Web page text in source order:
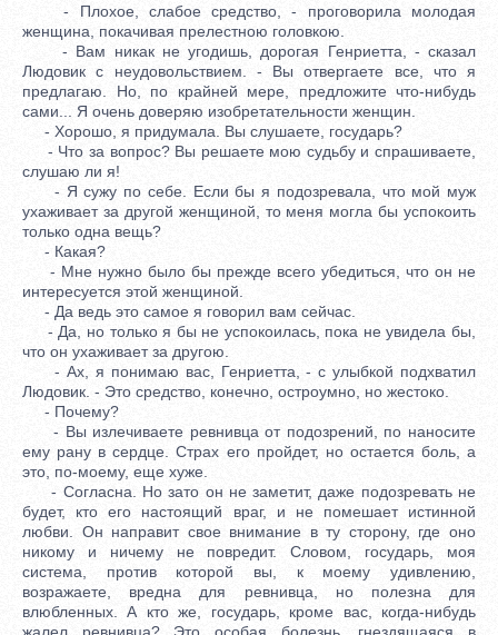
- Плохое, слабое средство, - проговорила молодая
женщина, покачивая прелестною головкою.
- Вам никак не угодишь, дорогая Генриетта, - сказал
Людовик с неудовольствием. - Вы отвергаете все, что я
предлагаю. Но, по крайней мере, предложите что-нибудь
сами... Я очень доверяю изобретательности женщин.
- Хорошо, я придумала. Вы слушаете, государь?
- Что за вопрос? Вы решаете мою судьбу и спрашиваете,
слушаю ли я!
- Я сужу по себе. Если бы я подозревала, что мой муж
ухаживает за другой женщиной, то меня могла бы успокоить
только одна вещь?
- Какая?
- Мне нужно было бы прежде всего убедиться, что он не
интересуется этой женщиной.
- Да ведь это самое я говорил вам сейчас.
- Да, но только я бы не успокоилась, пока не увидела бы,
что он ухаживает за другою.
- Ах, я понимаю вас, Генриетта, - с улыбкой подхватил
Людовик. - Это средство, конечно, остроумно, но жестоко.
- Почему?
- Вы излечиваете ревнивца от подозрений, по наносите
ему рану в сердце. Страх его пройдет, но остается боль, а
это, по-моему, еще хуже.
- Согласна. Но зато он не заметит, даже подозревать не
будет, кто его настоящий враг, и не помешает истинной
любви. Он направит свое внимание в ту сторону, где оно
никому и ничему не повредит. Словом, государь, моя
система, против которой вы, к моему удивлению,
возражаете, вредна для ревнивца, но полезна для
влюбленных. А кто же, государь, кроме вас, когда-нибудь
жалел ревнивца? Это особая болезнь, гнездящаяся в